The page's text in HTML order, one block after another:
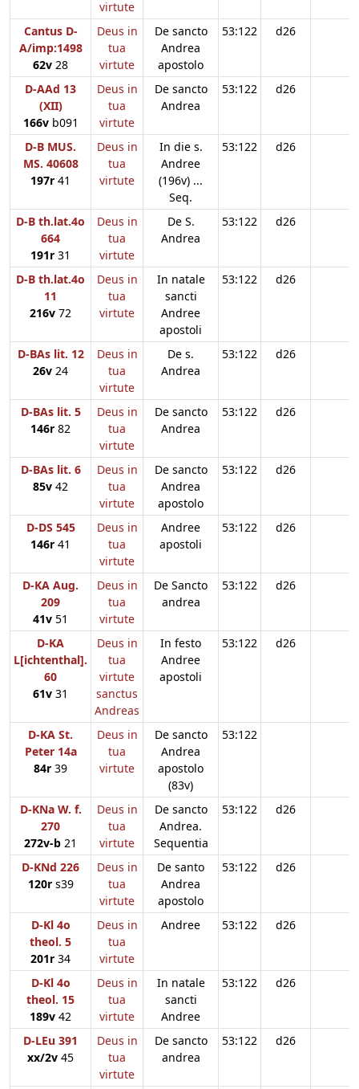
virtute
Cantus D-
A/imp:1498
62v 28
Deus in
tua
virtute
De sancto
Andrea
apostolo
53:122 d26
D-AAd 13
(XII)
166vb091
Deus in
tua
virtute
De sancto
Andrea
53:122 d26
D-B MUS.
MS. 40608
197r 41
Deus in
tua
virtute
In die s.
Andree
(196v) ...
Seq.
53:122 d26
D-B th.lat.4o
664
191r 31
Deus in
tua
virtute
De S.
Andrea
53:122 d26
D-B th.lat.4o
11
216v 72
Deus in
tua
virtute
In natale
sancti
Andree
apostoli
53:122 d26
D-BAs lit. 12
26v 24
Deus in
tua
virtute
De s.
Andrea
53:122 d26
D-BAs lit. 5
146r 82
Deus in
tua
virtute
De sancto
Andrea
53:122 d26
D-BAs lit. 6
85v 42
Deus in
tua
virtute
De sancto
Andrea
apostolo
53:122 d26
D-DS 545
146r 41
Deus in
tua
virtute
Andree
apostoli
53:122 d26
D-KA Aug.
209
41v 51
Deus in
tua
virtute
De Sancto
andrea
53:122 d26
D-KA
L[ichtenthal].
60
61v 31
Deus in
tua
virtute
sanctus
Andreas
In festo
Andree
apostoli
53:122 d26
D-KA St.
Peter 14a
84r 39
Deus in
tua
virtute
De sancto
Andrea
apostolo
(83v)
53:122
D-KNa W. f.
270
272v-b 21
Deus in
tua
virtute
De sancto
Andrea.
Sequentia
53:122 d26
D-KNd 226
120rs39
Deus in
tua
virtute
De santo
Andrea
apostolo
53:122 d26
D-Kl 4o
theol. 5
201r 34
Deus in
tua
virtute
Andree 53:122 d26
D-Kl 4o
theol. 15
189v 42
Deus in
tua
virtute
In natale
sancti
Andree
53:122 d26
D-LEu 391
xx/2v 45
Deus in
tua
virtute
De sancto
andrea
53:122 d26